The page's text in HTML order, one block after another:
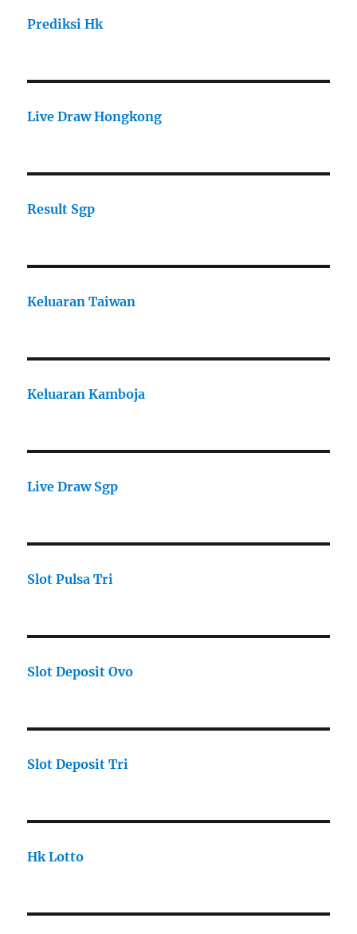
Prediksi Hk
Live Draw Hongkong
Result Sgp
Keluaran Taiwan
Keluaran Kamboja
Live Draw Sgp
Slot Pulsa Tri
Slot Deposit Ovo
Slot Deposit Tri
Hk Lotto